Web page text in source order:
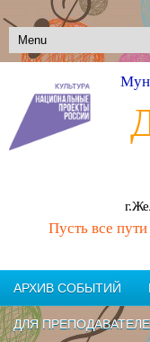
Пусть все
АРХИВ СОБЫТИЙ
ДЛЯ